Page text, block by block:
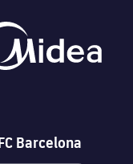
Barcelona